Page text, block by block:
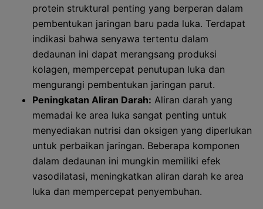
protein struktural penting yang berperan dalam
pembentukan jaringan baru pada luka. Terdapat
indikasi bahwa senyawa tertentu dalam
dedaunan ini dapat merangsang produksi
kolagen, mempercepat penutupan luka dan
mengurangi pembentukan jaringan parut.
Peningkatan Aliran Darah: Aliran darah yang
memadai ke area luka sangat penting untuk
menyediakan nutrisi dan oksigen yang diperlukan
untuk perbaikan jaringan. Beberapa komponen
dalam dedaunan ini mungkin memiliki efek
vasodilatasi, meningkatkan aliran darah ke area
luka dan mempercepat penyembuhan.